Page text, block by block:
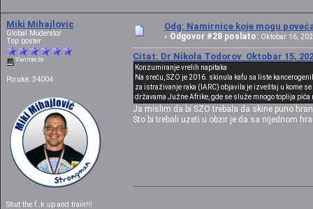
Miki Mihajlovic
Global Moderator
Top poster
Van mreže
Poruke: 34004
Shut the f..k up and train!!!
Odg: Namirnice koje mogu
« Odgovor #28 poslato: Oktobar 16,
Citat: Dr Nikola Todorov Oktobar 15,
Konzumiranje vrelih napitaka
Na sreću, SZO je 2016. skinula kafu sa liste
za istraživanje raka (IARC) objavila je izveštaj u kome
državama Južne Afrike, gde se služe mnogo toplija
Ja mislim da bi SZO trebala da skine puno
Sto bi trebali uzeti u obzir je da sa nijednom